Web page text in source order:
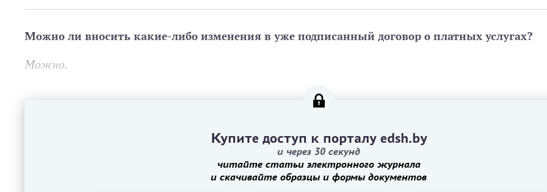
Можно ли вносить какие-либо изменения в уже подписанный договор о платных услугах?
Можно.
Купите доступ к порталу edsh.by
и через 30 секунд
читайте статьи электронного журнала
и скачивайте образцы и формы документов